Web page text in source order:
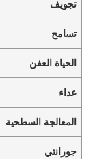
تجويف
تسامح
الحياة العفن
عداء
المعالجة السطحية
جورانتي